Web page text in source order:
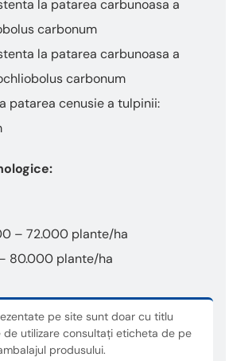
la patarea carbunoasa a
carbonum
la patarea carbunoasa a
carbonum
patarea cenusie a tulpinii:
– 72.000 plante/ha
80.000 plante/ha
pe site sunt doar cu titlu
de utilizare consultați eticheta de pe
produsului.